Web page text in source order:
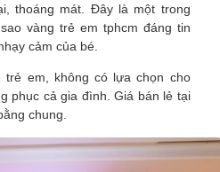
thoáng mát. Đây là một trong
vàng trẻ em tphcm đáng tin
cảm của bé.
trẻ em, không có lựa chọn cho
phục cả gia đình. Giá bán lẻ tại
chung.